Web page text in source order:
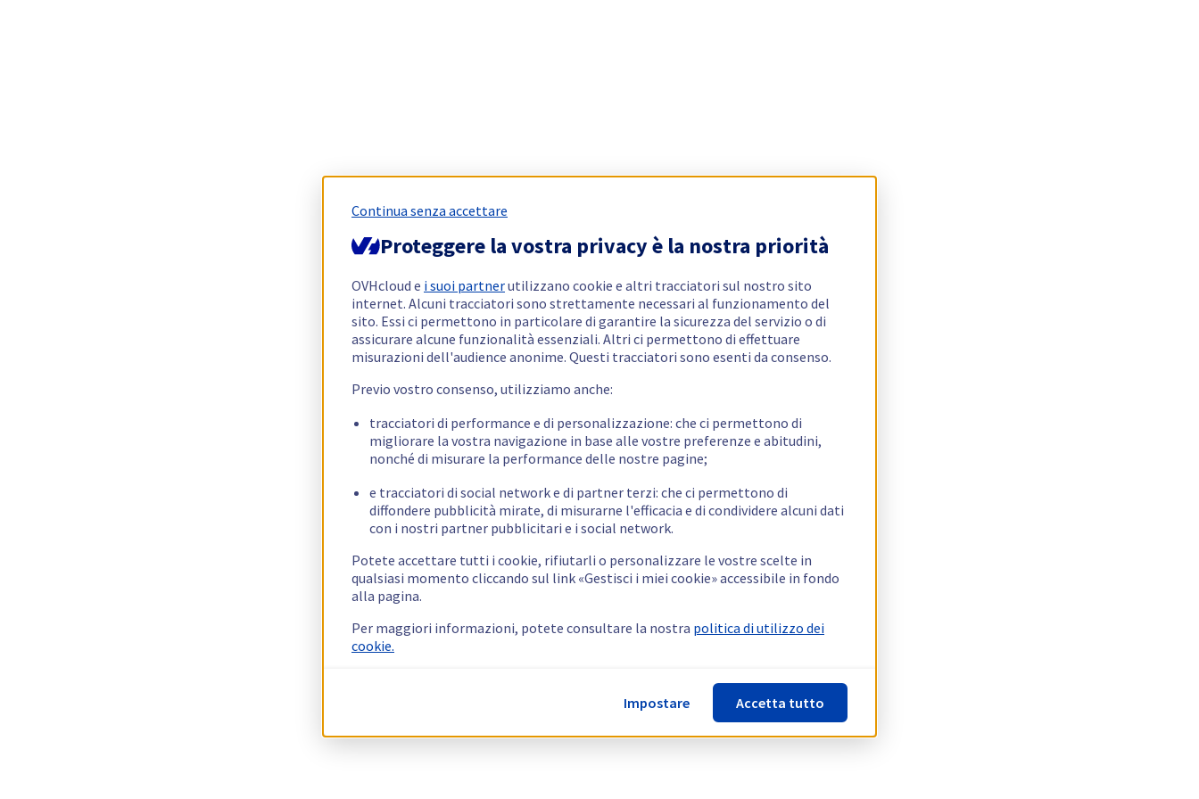
Continua senza accettare
Proteggere la vostra privacy è la nostra priorità
OVHcloud e i suoi partnerutilizzano cookie e altri tracciatori sul nostro sito
internet. Alcuni tracciatori sono strettamente necessari al funzionamento del
sito. Essi ci permettono in particolare di garantire la sicurezza del servizio o di
assicurare alcune funzionalità essenziali. Altri ci permettono di effettuare
misurazioni dell'audience anonime. Questi tracciatori sono esenti da consenso.
Previo vostro consenso, utilizziamo anche:
tracciatori di performance e di personalizzazione: che ci permettono di
migliorare la vostra navigazione in base alle vostre preferenze e abitudini,
nonché di misurare la performance delle nostre pagine;
e tracciatori di social network e di partner terzi: che ci permettono di
diffondere pubblicità mirate, di misurarne l'efficacia e di condividere alcuni dati
con i nostri partner pubblicitari e i social network.
Potete accettare tutti i cookie, rifiutarli o personalizzare le vostre scelte in
qualsiasi momento cliccando sul link «Gestisci i miei cookie» accessibile in fondo
alla pagina.
Per maggiori informazioni, potete consultare la nostra politica di utilizzo dei
cookie.
Impostare Accetta tutto